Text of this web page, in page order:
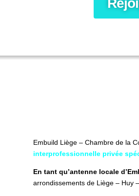
Embuild Liège – Chambre de la
interprofessionnelle privée
En tant qu’antenne locale
arrondissements de Liège – Huy